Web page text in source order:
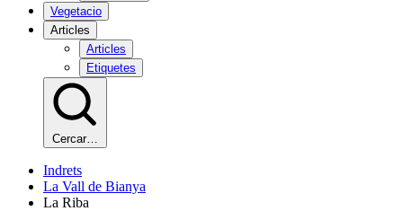
Vegetacio
Articles
Articles
Etiquetes
Cercar…
Indrets
La Vall de Bianya
La Riba